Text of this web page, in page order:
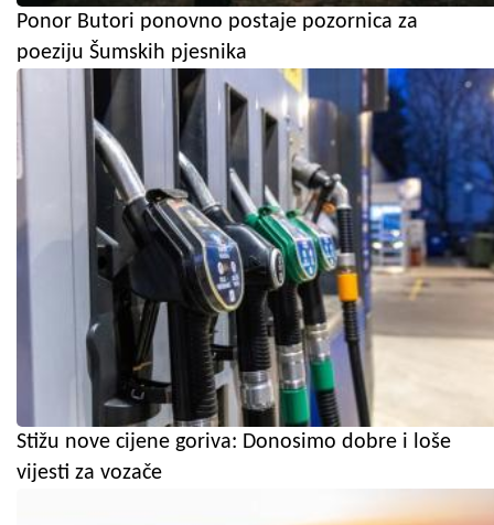
Ponor Butori ponovno postaje pozornica za
poeziju Šumskih pjesnika
Stižu nove cijene goriva: Donosimo dobre i loše
vijesti za vozače